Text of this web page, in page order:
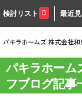
検討リスト 0 最近
パキラホー
フブログ記事